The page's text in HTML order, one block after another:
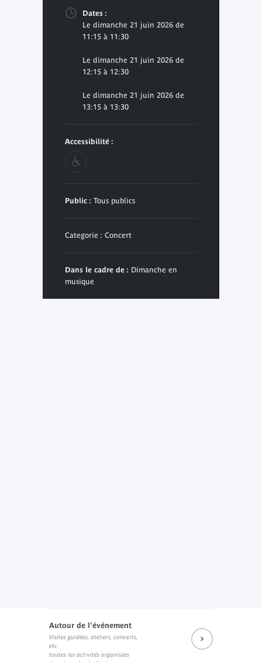
Dates :
Le dimanche 21 juin 2026 de
11:15 à 11:30
Le dimanche 21 juin 2026 de
12:15 à 12:30
Le dimanche 21 juin 2026 de
13:15 à 13:30
Accessibilité :
Public : Tous publics
Categorie : Concert
Dans le cadre de : Dimanche en
musique
Autour de l'événement
Visites guidées, ateliers, concerts,
etc.
toutes les activités organisées